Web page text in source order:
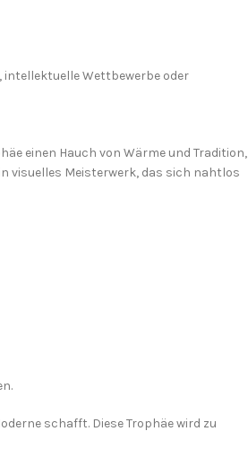
Wettbewerbe oder
einen Hauch von Wärme und Tradition,
visuelles Meisterwerk, das sich nahtlos
schafft. Diese Trophäe wird zu